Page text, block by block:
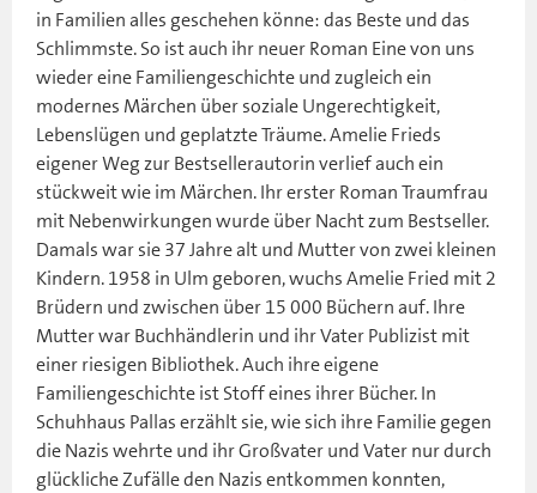
in Familien alles geschehen könne: das Beste und das
Schlimmste. So ist auch ihr neuer Roman Eine von uns
wieder eine Familiengeschichte und zugleich ein
modernes Märchen über soziale Ungerechtigkeit,
Lebenslügen und geplatzte Träume. Amelie Frieds
eigener Weg zur Bestsellerautorin verlief auch ein
stückweit wie im Märchen. Ihr erster Roman Traumfrau
mit Nebenwirkungen wurde über Nacht zum Bestseller.
Damals war sie 37 Jahre alt und Mutter von zwei kleinen
Kindern. 1958 in Ulm geboren, wuchs Amelie Fried mit 2
Brüdern und zwischen über 15 000 Büchern auf. Ihre
Mutter war Buchhändlerin und ihr Vater Publizist mit
einer riesigen Bibliothek. Auch ihre eigene
Familiengeschichte ist Stoff eines ihrer Bücher. In
Schuhhaus Pallas erzählt sie, wie sich ihre Familie gegen
die Nazis wehrte und ihr Großvater und Vater nur durch
glückliche Zufälle den Nazis entkommen konnten,